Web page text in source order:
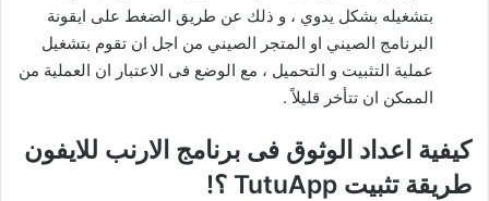
بتشغيله بشكل يدوي ، و ذلك عن طريق الضغط على ايقونة
البرنامج الصيني او المتجر الصيني من اجل ان تقوم بتشغيل
عملية التثبيت و التحميل ، مع الوضع فى الاعتبار ان العملية من
الممكن ان تتأخر قليلاً .
كيفية اعداد الوثوق فى برنامج الارنب للايفون
طريقة تثبيت TutuApp ؟!